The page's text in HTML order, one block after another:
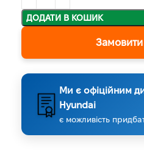
ДОДАТИ В КОШИК
Замовити
Ми є офіційним
Hyundai
є можливість